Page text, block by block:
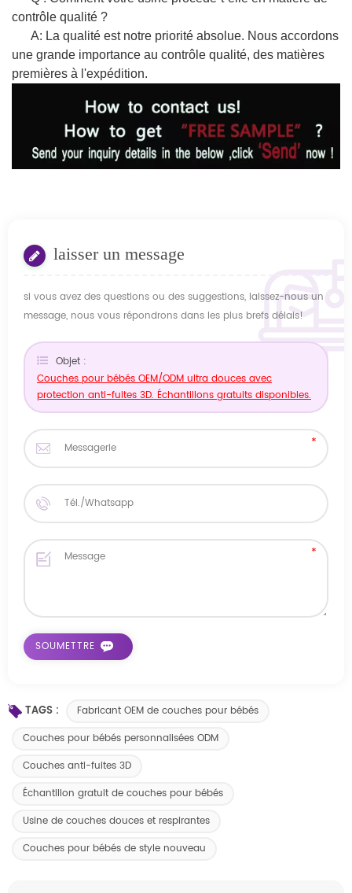
contrôle qualité ?
A: La qualité est notre priorité absolue. Nous accordons
une grande importance au contrôle qualité, des matières
premières à l'expédition.
laisser un message
si vous avez des questions ou des suggestions, laissez-nous un
message, nous vous répondrons dans les plus brefs délais!
Objet :
Couches pour bébés OEM/ODM ultra douces avec
protection anti-fuites 3D. Échantillons gratuits disponibles.
TAGS :
Fabricant OEM de couches pour bébés
Couches pour bébés personnalisées ODM
Couches anti-fuites 3D
Échantillon gratuit de couches pour bébés
Usine de couches douces et respirantes
Couches pour bébés de style nouveau